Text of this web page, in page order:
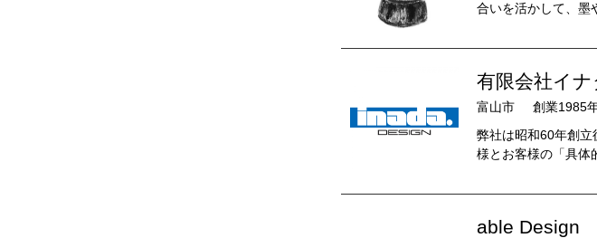
合いを活かして、墨
有限会社イ
富山市
創業1985
弊社は昭和60年創
様とお客様の「具体
able Design